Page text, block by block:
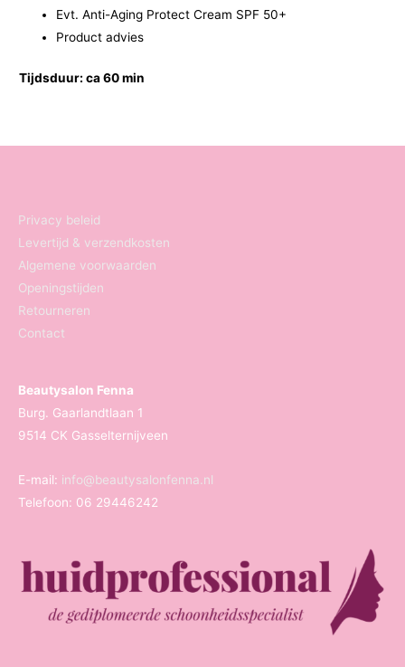
Evt. Anti-Aging Protect Cream SPF 50+
Product advies
Tijdsduur: ca 60 min
Privacy beleid
Levertijd & verzendkosten
Algemene voorwaarden
Openingstijden
Retourneren
Contact
Beautysalon Fenna
Burg. Gaarlandtlaan 1
9514 CK Gasselternijveen
E-mail: info@beautysalonfenna.nl
Telefoon: 06 29446242